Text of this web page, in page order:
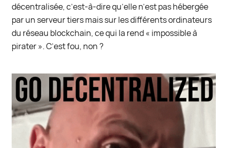
décentralisée, c’est-à-dire qu’elle n’est pas hébergée
par un serveur tiers mais sur les différents ordinateurs
du réseau blockchain, ce qui la rend « impossible à
pirater ». C’est fou, non ?